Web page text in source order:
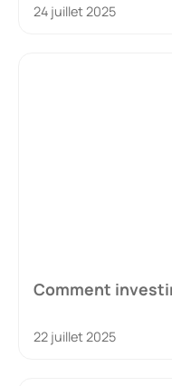
24 juillet 2025
Comment
22 juillet 2025